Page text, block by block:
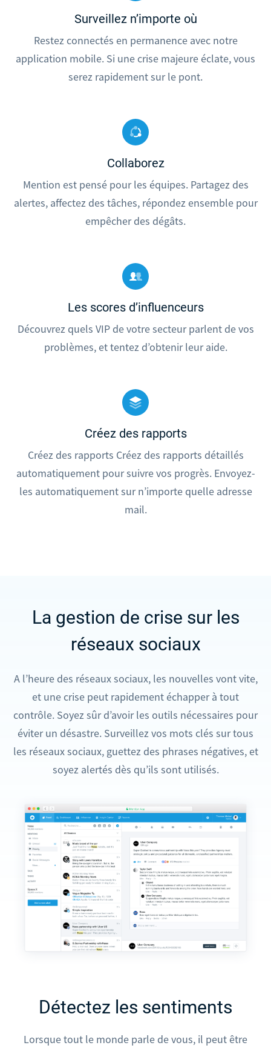
Surveillez n’importe où
Restez connectés en permanence avec notre
application mobile. Si une crise majeure éclate, vous
serez rapidement sur le pont.
Collaborez
Mention est pensé pour les équipes. Partagez des
alertes, affectez des tâches, répondez ensemble pour
empêcher des dégâts.
Les scores d’influenceurs
Découvrez quels VIP de votre secteur parlent de vos
problèmes, et tentez d’obtenir leur aide.
Créez des rapports
Créez des rapports Créez des rapports détaillés
automatiquement pour suivre vos progrès. Envoyez-
les automatiquement sur n’importe quelle adresse
mail.
La gestion de crise sur les
réseaux sociaux
A l’heure des réseaux sociaux, les nouvelles vont vite,
et une crise peut rapidement échapper à tout
contrôle. Soyez sûr d’avoir les outils nécessaires pour
éviter un désastre. Surveillez vos mots clés sur tous
les réseaux sociaux, guettez des phrases négatives, et
soyez alertés dès qu’ils sont utilisés.
Détectez les sentiments
Lorsque tout le monde parle de vous, il peut être